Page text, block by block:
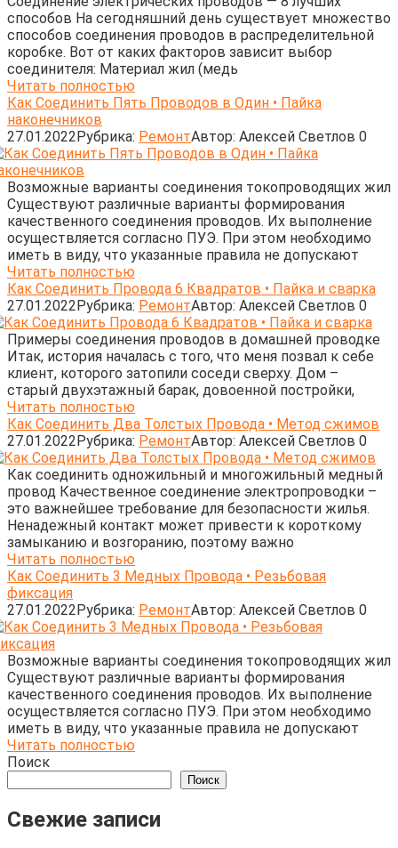
способов На сегодняшний день существует множество
способов соединения проводов в распределительной
коробке. Вот от каких факторов зависит выбор
соединителя: Материал жил (медь
Читать полностью
Как Соединить Пять Проводов в Один • Пайка
наконечников
27.01.2022Рубрика: РемонтАвтор: Алексей Светлов 0
Возможные варианты соединения токопроводящих жил
Существуют различные варианты формирования
качественного соединения проводов. Их выполнение
осуществляется согласно ПУЭ. При этом необходимо
иметь в виду, что указанные правила не допускают
Читать полностью
Как Соединить Провода 6 Квадратов • Пайка и сварка
27.01.2022Рубрика: РемонтАвтор: Алексей Светлов 0
Примеры соединения проводов в домашней проводке
Итак, история началась с того, что меня позвал к себе
клиент, которого затопили соседи сверху. Дом –
старый двухэтажный барак, довоенной постройки,
Читать полностью
Как Соединить Два Толстых Провода • Метод сжимов
27.01.2022Рубрика: РемонтАвтор: Алексей Светлов 0
Как соединить одножильный и многожильный медный
провод Качественное соединение электропроводки –
это важнейшее требование для безопасности жилья.
Ненадежный контакт может привести к короткому
замыканию и возгоранию, поэтому важно
Читать полностью
Как Соединить 3 Медных Провода • Резьбовая
фиксация
27.01.2022Рубрика: РемонтАвтор: Алексей Светлов 0
Возможные варианты соединения токопроводящих жил
Существуют различные варианты формирования
качественного соединения проводов. Их выполнение
осуществляется согласно ПУЭ. При этом необходимо
иметь в виду, что указанные правила не допускают
Читать полностью
Поиск
Поиск
Свежие записи